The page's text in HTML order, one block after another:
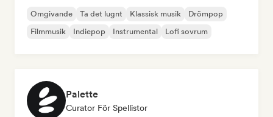
Omgivande Ta det lugnt Klassisk musik
Drömpop
Filmmusik
Indiepop Instrumental Lofi sovrum
Palette
Curator För Spellistor